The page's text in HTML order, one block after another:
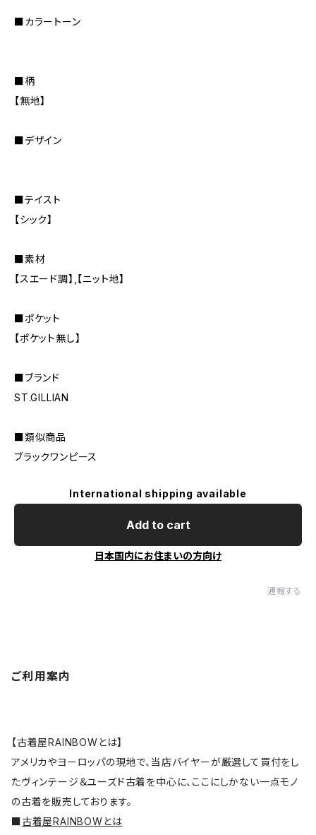
■カラートーン
■柄
【無地】
■デザイン
■テイスト
【シック】
■素材
【スエード調】,【ニット地】
■ポケット
【ポケット無し】
■ブランド
ST.GILLIAN
■類似商品
ブラックワンピース
International shipping available
Add to cart
日本国内にお住まいの方向け
通報する
ご利用案内
【古着屋RAINBOWとは】
アメリカやヨーロッパの現地で、当店バイヤーが厳選して買付をし
たヴィンテージ＆ユーズド古着を中心に、ここにしかない一点モノ
の古着を販売しております。
■古着屋RAINBOWとは